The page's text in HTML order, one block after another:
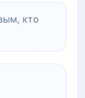
кто